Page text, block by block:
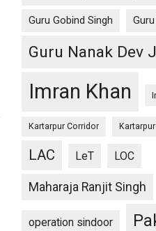
Guru Gobind Singh
Guru Nanak Dev
Imran Khan
Kartarpur Corridor
LAC LeT LOC
Maharaja Ranjit Singh
operation sindoor